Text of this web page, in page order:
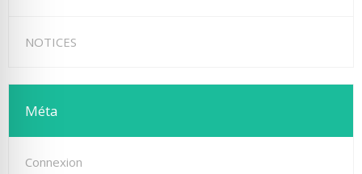
NOTICES
Méta
Connexion